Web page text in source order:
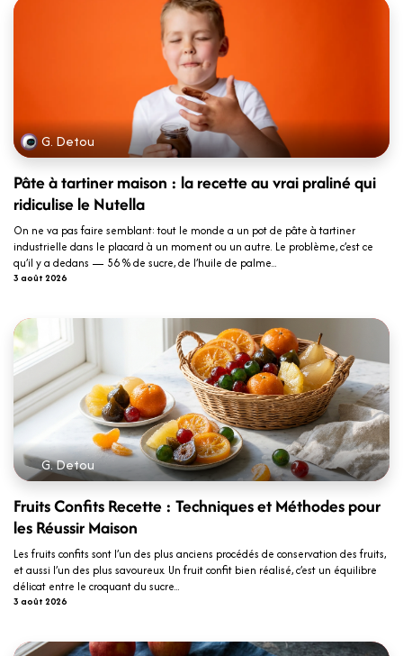
G. Detou
Pâte à tartiner maison : la recette au vrai praliné qui
ridiculise le Nutella
On ne va pas faire semblant: tout le monde a un pot de pâte à tartiner
industrielle dans le placard à un moment ou un autre. Le problème, c’est ce
qu’il y a dedans — 56 % de sucre, de l’huile de palme...
3 août 2026
G. Detou
Fruits Confits Recette : Techniques et Méthodes pour
les Réussir Maison
Les fruits confits sont l’un des plus anciens procédés de conservation des fruits,
et aussi l’un des plus savoureux. Un fruit confit bien réalisé, c’est un équilibre
délicat entre le croquant du sucre...
3 août 2026